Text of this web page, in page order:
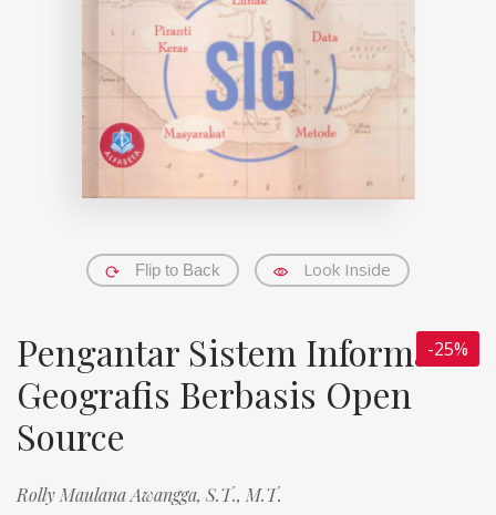
Flip to Back Look Inside
-25%
Pengantar Sistem Informasi
Geografis Berbasis Open
Source
Rolly Maulana Awangga, S.T., M.T.